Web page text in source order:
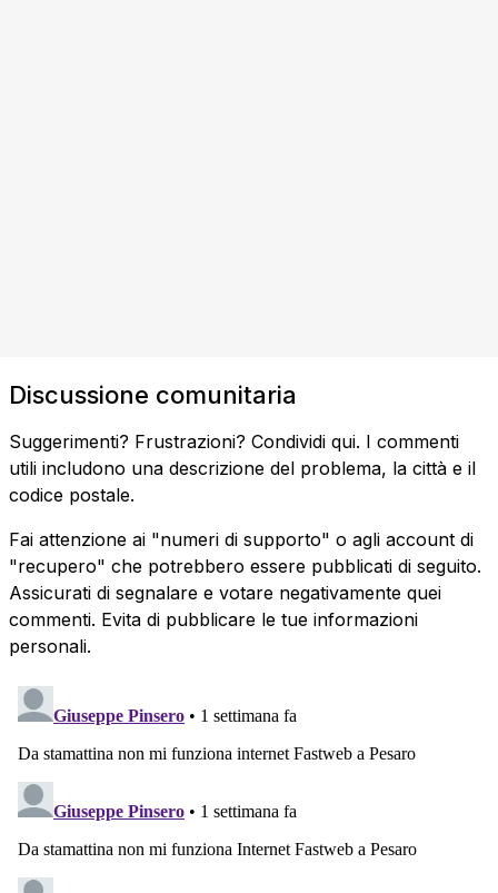
Discussione comunitaria
Suggerimenti? Frustrazioni? Condividi qui. I commenti
utili includono una descrizione del problema, la città e il
codice postale.
Fai attenzione ai "numeri di supporto" o agli account di
"recupero" che potrebbero essere pubblicati di seguito.
Assicurati di segnalare e votare negativamente quei
commenti. Evita di pubblicare le tue informazioni
personali.